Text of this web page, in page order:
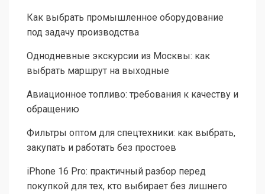
Как выбрать промышленное оборудование
под задачу производства
Однодневные экскурсии из Москвы: как
выбрать маршрут на выходные
Авиационное топливо: требования к качеству и
обращению
Фильтры оптом для спецтехники: как выбрать,
закупать и работать без простоев
iPhone 16 Pro: практичный разбор перед
покупкой для тех, кто выбирает без лишнего